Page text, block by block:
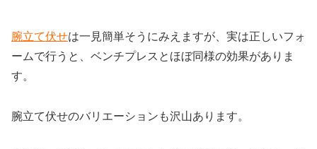
腕立て伏せは一見簡単そうにみえますが、実は正しいフォ
ームで行うと、ベンチプレスとほぼ同様の効果がありま
す。
腕立て伏せのバリエーションも沢山あります。